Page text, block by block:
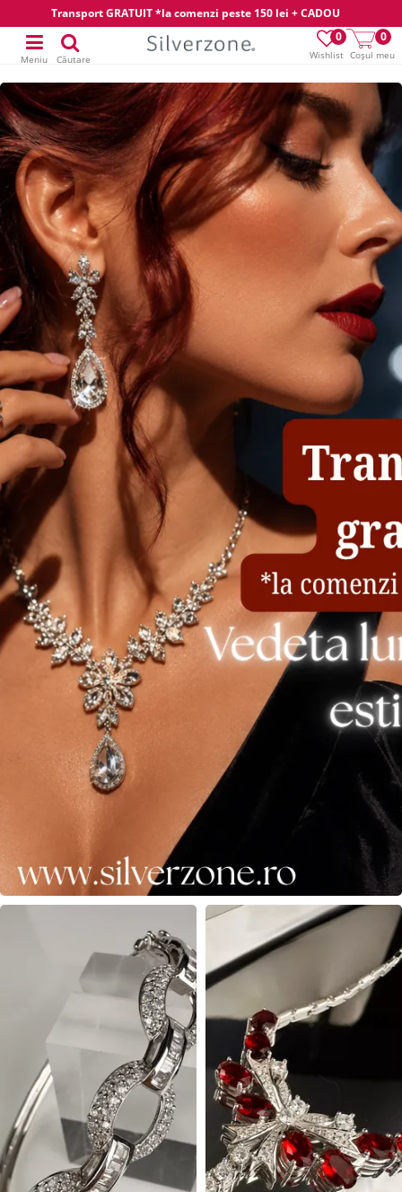
Transport GRATUIT *la comenzi peste 150 lei + CADOU
Wishlist
0
Coșul meu
0
Meniu Căutare